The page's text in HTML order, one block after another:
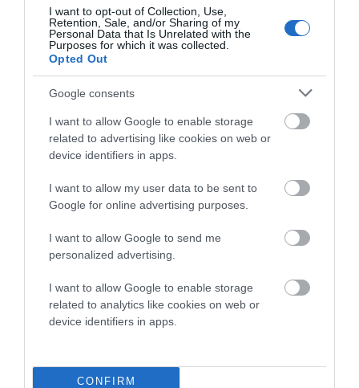
I want to opt-out of Collection, Use,
Retention, Sale, and/or Sharing of my
Personal Data that Is Unrelated with the
Purposes for which it was collected.
Opted Out
Google consents
I want to allow Google to enable storage
related to advertising like cookies on web or
device identifiers in apps.
I want to allow my user data to be sent to
Google for online advertising purposes.
I want to allow Google to send me
personalized advertising.
I want to allow Google to enable storage
related to analytics like cookies on web or
device identifiers in apps.
CONFIRM
ΦΕΣΤΙΒΑΛ ΑΝΔΡΟΥ: Ένα βαθυστόχαστο έργο του
Μπέκετ
Η νεολαία της Άνδρου είναι εδώ. Χρειάζεται όμως
ευκαιρίες για να φανεί.
ΡΑΦΗΝΑ – ΘΕΟΥΤΑ σημειώσατε…
ΣΥΓΚΛΟΝΙΣΤΙΚΟΣ ΑΠΟΧΑΙΡΕΤΙΣΜΟΣ ΣΤΗ
ΚΑΠΕΤΑΝ ΑΝΤΩΝΗ ΒΙΔΑΛΗ
αναχώρηση εκείνης της ώρας…
Πρόσφατα Άρθρα
ΦΕΣΤΙΒΑΛ ΑΝΔΡΟΥ: Ένα